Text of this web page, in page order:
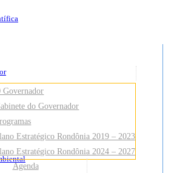
do
Governador
do Governador
Estratégico Rondônia 2019 – 2023
Estratégico Rondônia 2024 – 2027
Agenda